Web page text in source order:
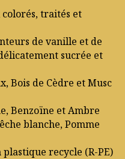
traités et
de vanille et de
sucrée et
Bois de Cèdre et Musc
Benzoïne et Ambre
blanche, Pomme
recycle (R-PE)